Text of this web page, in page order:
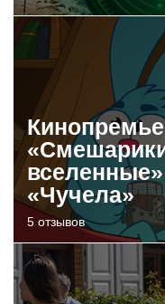
«Чучела»
5 отзывов